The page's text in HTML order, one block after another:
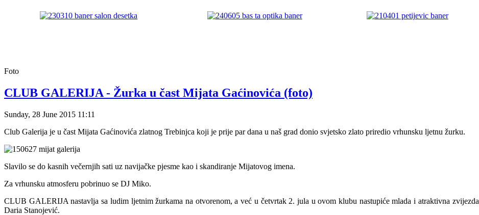
Foto
CLUB GALERIJA - Žurka u čast Mijata Gaćinovića (foto)
Sunday, 28 June 2015 11:11
Club Galerija je u čast Mijata Gaćinovića zlatnog Trebinjca koji je prije par dana u naš grad donio svjetsko zlato priredio vrhunsku ljetnu žurku.
Slavilo se do kasnih večernjih sati uz navijačke pjesme kao i skandiranje Mijatovog imena.
Za vrhunsku atmosferu pobrinuo se DJ Miko.
CLUB GALERIJA nastavlja sa ludim ljetnim žurkama na otvorenom, a već u četvrtak 2. jula u ovom klubu nastupiće mlada i atraktivna zvijezda
Daria Stanojević.